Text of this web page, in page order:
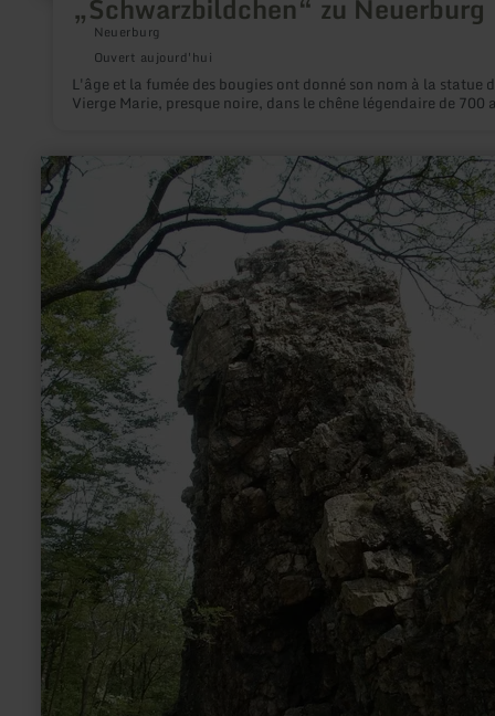
„Schwarzbildchen“ zu Neuerburg
Neuerburg
Ouvert aujourd'hui
L'âge et la fumée des bougies ont donné son nom à la statue
Vierge Marie, presque noire, dans le chêne légendaire de 700
en
savoir
plus
sur
:
Teufelsley